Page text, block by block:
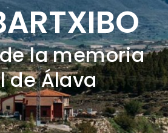
la memoria
de Álava